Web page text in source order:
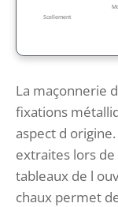
Scellement
La maçonnerie
fixations
aspect d
extraites lors
tableaux de l
chaux permet